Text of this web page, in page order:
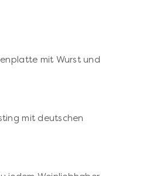
mit Wurst und
mit deutschen